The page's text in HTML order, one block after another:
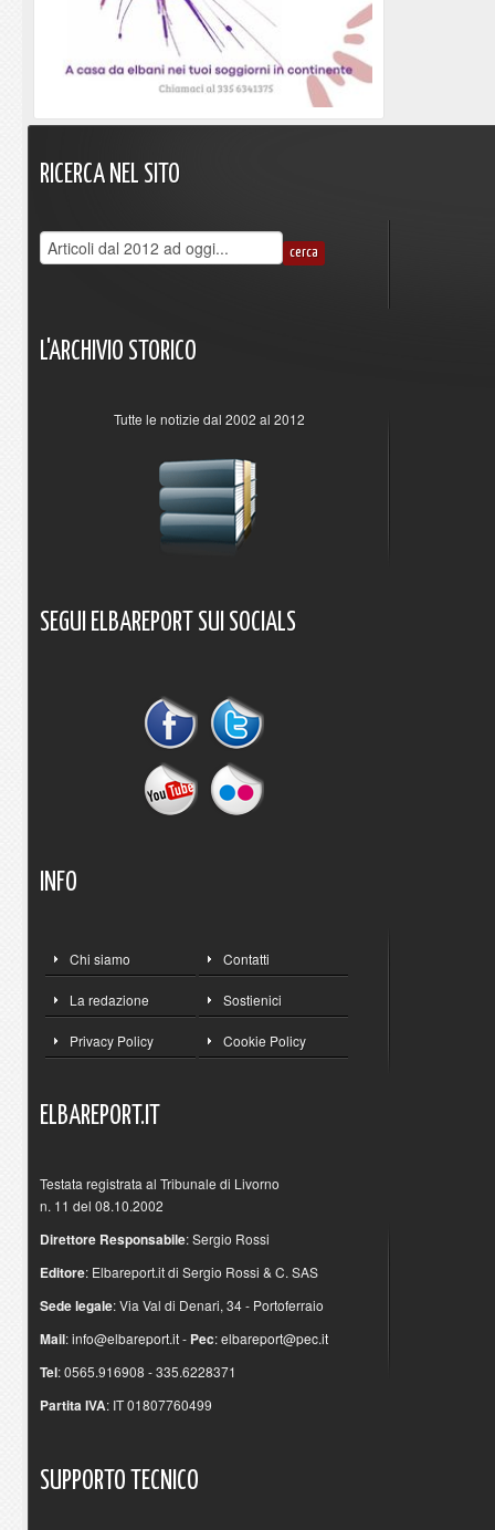
RICERCA NEL SITO
L'ARCHIVIO STORICO
Tutte le notizie dal 2002 al 2012
SEGUI ELBAREPORT SUI SOCIALS
INFO
Chi siamo Contatti
La redazione Sostienici
Privacy Policy Cookie Policy
ELBAREPORT.IT
Testata registrata al Tribunale di Livorno
n. 11 del 08.10.2002
Direttore Responsabile: Sergio Rossi
Editore: Elbareport.it di Sergio Rossi & C. SAS
Sede legale: Via Val di Denari, 34 - Portoferraio
Mail:info@elbareport.it- Pec:elbareport@pec.it
Tel: 0565.916908 - 335.6228371
Partita IVA: IT 01807760499
SUPPORTO TECNICO